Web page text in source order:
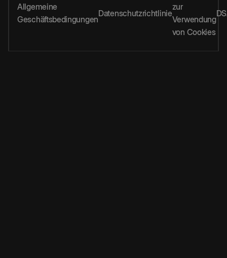
Allgemeine
Geschäftsbedingungen
Datenschutzrichtlinie
zur
Verwendung
von Cookies